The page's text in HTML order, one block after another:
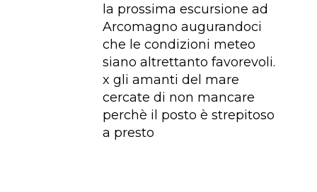
la prossima escursione ad
Arcomagno augurandoci
che le condizioni meteo
siano altrettanto favorevoli.
x gli amanti del mare
cercate di non mancare
perchè il posto è strepitoso
a presto